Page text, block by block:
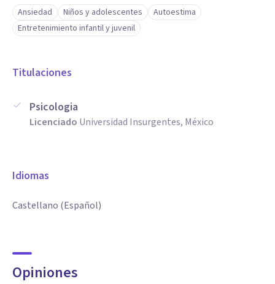
Ansiedad Niños y adolescentes
Autoestima
Entretenimiento infantil y juvenil
Titulaciones
Psicologia
Licenciado Universidad Insurgentes, México
Idiomas
Castellano (Español)
Opiniones